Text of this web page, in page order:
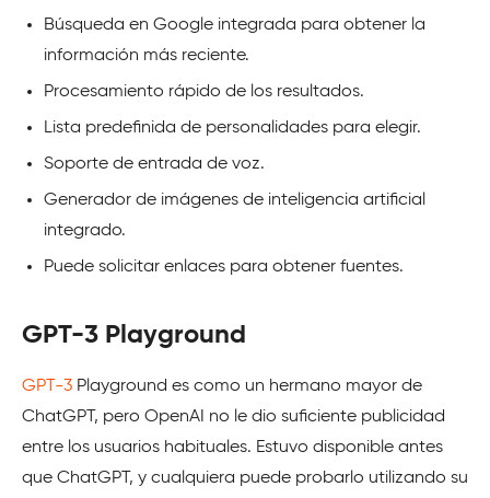
Búsqueda en Google integrada para obtener la
información más reciente.
Procesamiento rápido de los resultados.
Lista predefinida de personalidades para elegir.
Soporte de entrada de voz.
Generador de imágenes de inteligencia artificial
integrado.
Puede solicitar enlaces para obtener fuentes.
GPT-3 Playground
GPT-3 Playground es como un hermano mayor de
ChatGPT, pero OpenAI no le dio suficiente publicidad
entre los usuarios habituales. Estuvo disponible antes
que ChatGPT, y cualquiera puede probarlo utilizando su